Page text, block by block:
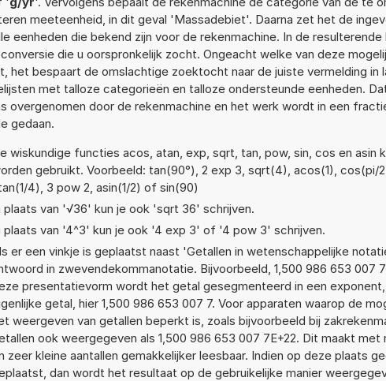
meeteenheid, in dit geval 'Massadebiet'. Daarna zet het de
eenheden die bekend zijn voor de rekenmachine. In de
die u oorspronkelijk zocht. Ongeacht welke van deze
het bespaart de omslachtige zoektocht naar de juiste vermelding in
met talloze categorieën en talloze ondersteunde eenheden.
overgenomen door de rekenmachine en het werk wordt in een
gedaan.
wiskundige functies acos, atan, exp, sqrt, tan, pow, sin, cos en asin
gebruikt. Voorbeeld: tan(90°), 2 exp 3, sqrt(4), acos(1), cos(pi/
4), 3 pow 2, asin(1/2) of sin(90)
plaats van '√36' kun je ook 'sqrt 36' schrijven.
plaats van '4^3' kun je ook '4 exp 3' of '4 pow 3' schrijven.
er een vinkje is geplaatst naast 'Getallen in wetenschappelijke
in zwevendekommanotatie. Bijvoorbeeld, 1,500 986 653 007 7
presentatievorm wordt het getal gesegmenteerd in een exponent,
getal, hier 1,500 986 653 007 7. Voor apparaten waarop de
weergeven van getallen beperkt is, zoals bijvoorbeeld bij
ook weergegeven als 1,500 986 653 007 7E+22. Dit maakt met
zeer kleine aantallen gemakkelijker leesbaar. Indien op deze plaats
dan wordt het resultaat op de gebruikelijke manier